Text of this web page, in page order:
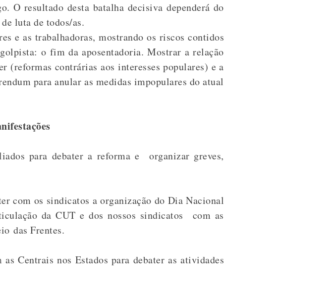
O resultado desta batalha decisiva dependerá do
luta de todos/as.
e as trabalhadoras, mostrando os riscos contidos
o fim da aposentadoria. Mostrar a relação
(reformas contrárias aos interesses populares) e a
para anular as medidas impopulares do atual
para debater a reforma e organizar greves,
com os sindicatos a organização do Dia Nacional
da CUT e dos nossos sindicatos com as
das Frentes.
Centrais nos Estados para debater as atividades